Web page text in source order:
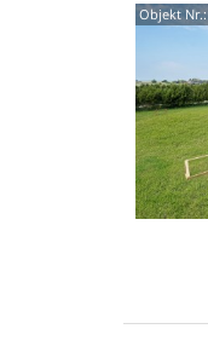
Objekt Nr.: